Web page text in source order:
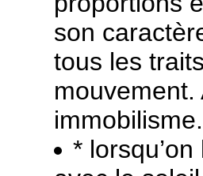
son
tous les
mouvement.
immobilisme.
*